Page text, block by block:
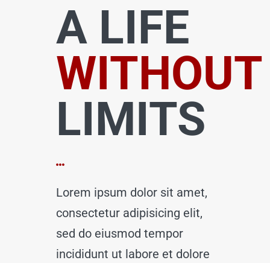
A LIFE
WITHOUT
LIMITS
Lorem ipsum dolor sit amet,
consectetur adipisicing elit,
sed do eiusmod tempor
incididunt ut labore et dolore